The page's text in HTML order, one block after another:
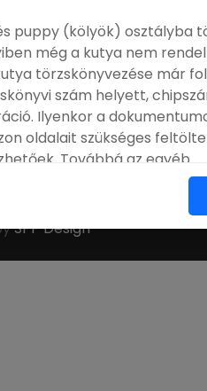
GY.Í.K. FCI MEOESZ
. All Rights Reserved.
SPP Design
puppy (kölyök) osztályba
még a kutya nem
törzskönyvezése már
szám helyett,
Ilyenkor a
oldalait szükséges
Továbbá az egyéb
tulajdonos változás
kerülek, ezért azok